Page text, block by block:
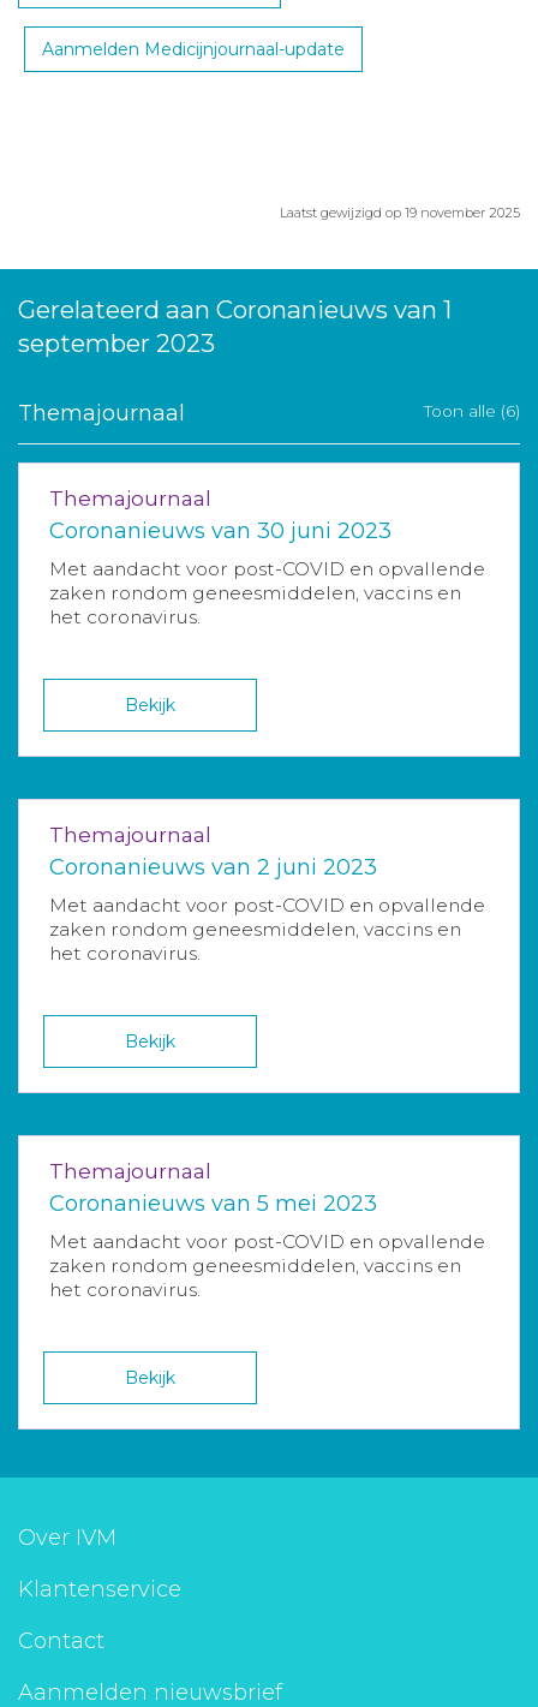
Aanmelden Medicijnjournaal-update
Laatst gewijzigd op 19 november 2025
Gerelateerd aan Coronanieuws van 1
september 2023
Themajournaal Toon alle (6)
Themajournaal
Coronanieuws van 30 juni 2023
Met aandacht voor post-COVID en opvallende
zaken rondom geneesmiddelen, vaccins en
het coronavirus.
Bekijk
Themajournaal
Coronanieuws van 2 juni 2023
Met aandacht voor post-COVID en opvallende
zaken rondom geneesmiddelen, vaccins en
het coronavirus.
Bekijk
Themajournaal
Coronanieuws van 5 mei 2023
Met aandacht voor post-COVID en opvallende
zaken rondom geneesmiddelen, vaccins en
het coronavirus.
Bekijk
Over IVM
Klantenservice
Contact
Aanmelden nieuwsbrief